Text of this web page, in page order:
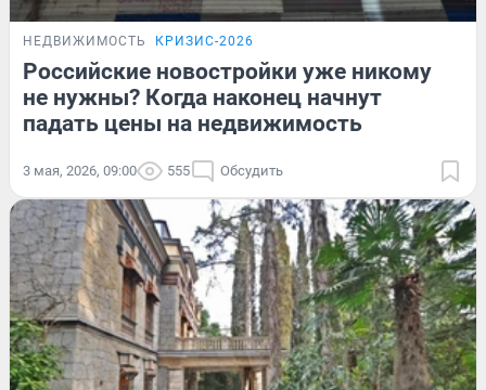
НЕДВИЖИМОСТЬ КРИЗИС-2026
Российские новостройки уже никому
не нужны? Когда наконец начнут
падать цены на недвижимость
3 мая, 2026, 09:00 555 Обсудить